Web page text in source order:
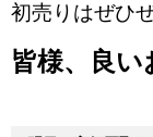
初売りはぜひ
皆様、良い